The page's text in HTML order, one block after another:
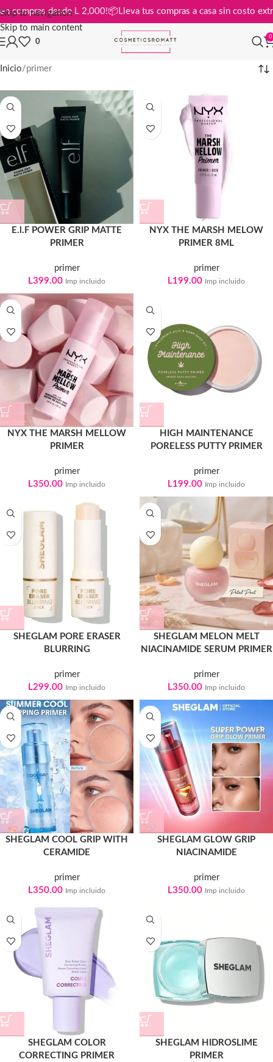
Skip to navigation
Skip to main content
en compras desde L 2,000! 📦Lleva tus compras a casa sin
0
0
Inicio primer
E.l.F POWER GRIP MATTE
PRIMER
primer
L399.00 Imp incluido
NYX THE MARSH MELOW
PRIMER 8ML
primer
L199.00 Imp incluido
NYX THE MARSH MELLOW
PRIMER
primer
L350.00 Imp incluido
HIGH MAINTENANCE
PORELESS PUTTY PRIMER
primer
L199.00 Imp incluido
SHEGLAM PORE ERASER
BLURRING
primer
L299.00 Imp incluido
SHEGLAM MELON MELT
NIACINAMIDE SERUM PRIMER
primer
L350.00 Imp incluido
SHEGLAM COOL GRIP WITH
CERAMIDE
primer
L350.00 Imp incluido
SHEGLAM GLOW GRIP
NIACINAMIDE
primer
L350.00 Imp incluido
SHEGLAM COLOR
CORRECTING PRIMER
SHEGLAM HIDROSLIME
PRIMER